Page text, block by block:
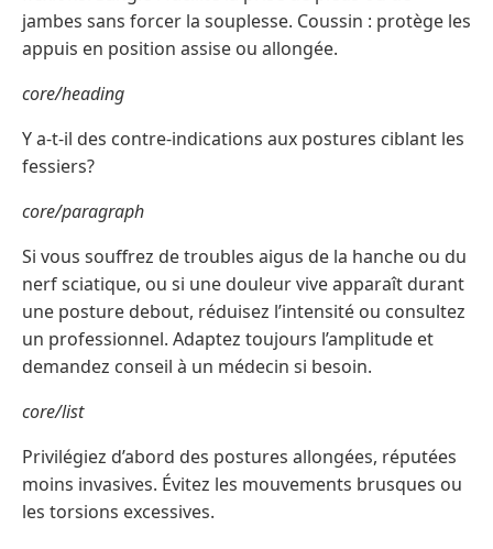
jambes sans forcer la souplesse. Coussin : protège les
appuis en position assise ou allongée.
core/heading
Y a-t-il des contre-indications aux postures ciblant les
fessiers?
core/paragraph
Si vous souffrez de troubles aigus de la hanche ou du
nerf sciatique, ou si une douleur vive apparaît durant
une posture debout, réduisez l’intensité ou consultez
un professionnel. Adaptez toujours l’amplitude et
demandez conseil à un médecin si besoin.
core/list
Privilégiez d’abord des postures allongées, réputées
moins invasives. Évitez les mouvements brusques ou
les torsions excessives.